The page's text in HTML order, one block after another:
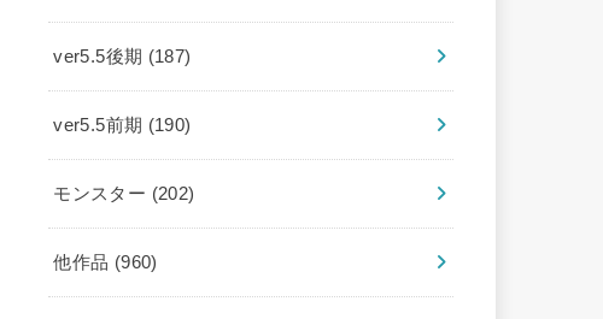
ver5.5後期 (187)
ver5.5前期 (190)
モンスター (202)
他作品 (960)